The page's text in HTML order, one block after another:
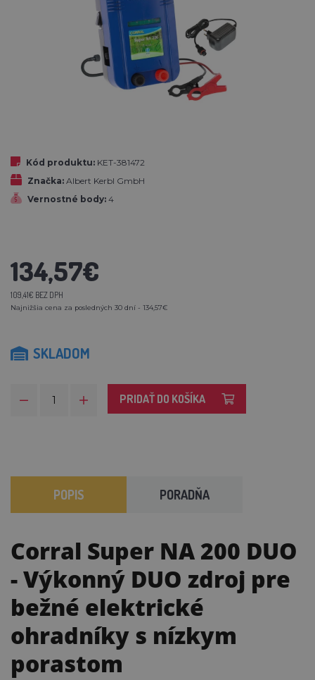
Kód produktu: KET-381472
Značka: Albert Kerbl GmbH
Vernostné body: 4
134,57€
109,41€ BEZ DPH
Najnižšia cena za posledných 30 dní - 134,57€
SKLADOM
PRIDAŤ DO KOŠÍKA
POPIS PORADŇA
Corral Super NA 200 DUO
- Výkonný DUO zdroj pre
bežné elektrické
ohradníky s nízkym
porastom